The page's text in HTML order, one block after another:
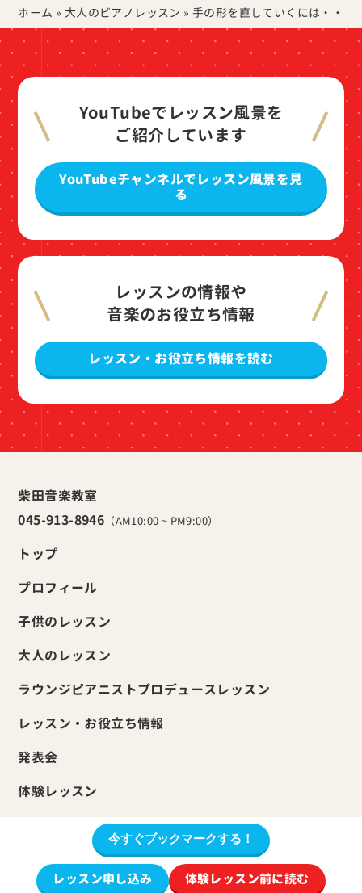
ホーム » 大人のピアノレッスン »手の形を直していくには・・・
YouTubeでレッスン風景を
ご紹介しています
YouTubeチャンネルでレッスン風景を見
る
レッスンの情報や
音楽のお役立ち情報
レッスン・お役立ち情報を読む
柴田音楽教室
045-913-8946 （AM10:00 ~ PM9:00）
トップ
プロフィール
子供のレッスン
大人のレッスン
ラウンジピアニストプロデュースレッスン
レッスン・お役立ち情報
発表会
体験レッスン
© 柴田音楽教室
今すぐブックマークする！
レッスン申し込み 体験レッスン前に読む